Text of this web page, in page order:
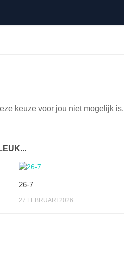
keuze voor jou niet mogelijk is.
26-7
27 FEBRUARI 2026